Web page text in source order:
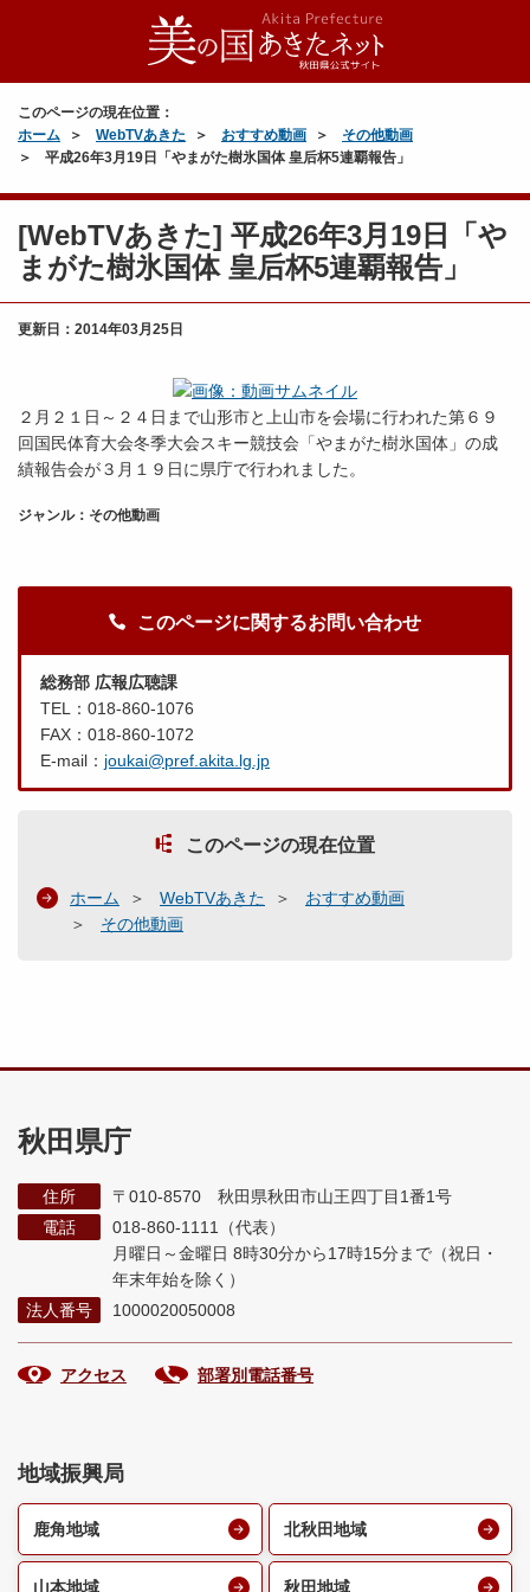
このページの現在位置：
ホーム
WebTVあきた おすすめ動画
その他動画
平成26年3月19日「やまがた樹氷国体 皇后杯5連覇報告」
[WebTVあきた] 平成26年3月19日「や
まがた樹氷国体 皇后杯5連覇報告」
更新日： 2014年03月25日
２月２１日～２４日まで山形市と上山市を会場に行われた第６９
回国民体育大会冬季大会スキー競技会「やまがた樹氷国体」の成
績報告会が３月１９日に県庁で行われました。
ジャンル：その他動画
このページに関するお問い合わせ
総務部 広報広聴課
TEL：018-860-1076
FAX：018-860-1072
E-mail： joukai@pref.akita.lg.jp
このページの現在位置
ホーム WebTVあきた
おすすめ動画
その他動画
秋田県庁
住所
〒010-8570 秋田県秋田市山王四丁目1番1号
電話
018-860-1111（代表）
月曜日～金曜日 8時30分から17時15分まで （祝日・
年末年始を除く）
法人番号
1000020050008
アクセス 部署別電話番号
地域振興局
鹿角地域 北秋田地域
山本地域 秋田地域